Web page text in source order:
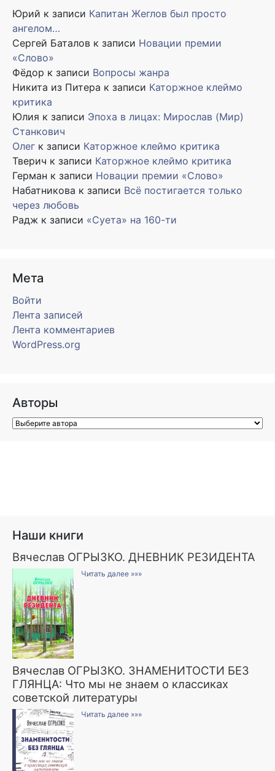
Юрий к записи Капитан Жеглов был просто
ангелом…
Сергей Баталов к записи Новации премии
«Слово»
Фёдор к записи Вопросы жанра
Никита из Питера к записи Каторжное клеймо
критика
Юлия к записи Эпоха в лицах: Мирослав (Мир)
Станкович
Олег к записи Каторжное клеймо критика
Тверич к записи Каторжное клеймо критика
Герман к записи Новации премии «Слово»
Набатникова к записи Всё постигается только
через любовь
Радж к записи «Суета» на 160-ти
Мета
Войти
Лента записей
Лента комментариев
WordPress.org
Авторы
Наши книги
Вячеслав ОГРЫЗКО. ДНЕВНИК РЕЗИДЕНТА
Читать далее »»»
Вячеслав ОГРЫЗКО. ЗНАМЕНИТОСТИ БЕЗ
ГЛЯНЦА: Что мы не знаем о классиках
советской литературы
Читать далее »»»